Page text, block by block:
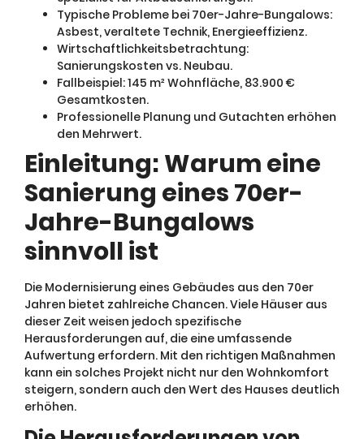
Typische Probleme bei 70er-Jahre-Bungalows:
Asbest, veraltete Technik, Energieeffizienz.
Wirtschaftlichkeitsbetrachtung:
Sanierungskosten vs. Neubau.
Fallbeispiel: 145 m² Wohnfläche, 83.900 €
Gesamtkosten.
Professionelle Planung und Gutachten erhöhen
den Mehrwert.
Einleitung: Warum eine
Sanierung eines 70er-
Jahre-Bungalows
sinnvoll ist
Die Modernisierung eines Gebäudes aus den 70er
Jahren bietet zahlreiche Chancen. Viele Häuser aus
dieser Zeit weisen jedoch spezifische
Herausforderungen auf, die eine umfassende
Aufwertung erfordern. Mit den richtigen Maßnahmen
kann ein solches Projekt nicht nur den Wohnkomfort
steigern, sondern auch den Wert des Hauses deutlich
erhöhen.